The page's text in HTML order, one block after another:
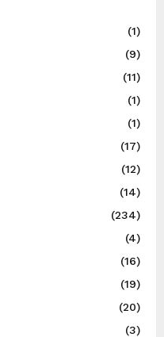
(1)
(9)
(11)
(1)
(1)
(17)
(12)
(14)
(234)
(4)
(16)
(19)
(20)
(3)